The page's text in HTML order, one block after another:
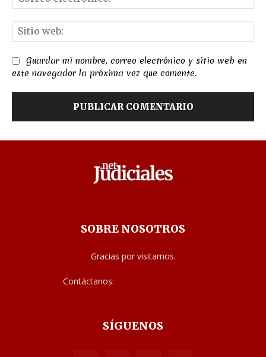
Guardar mi nombre, correo electrónico y sitio web en
este navegador la próxima vez que comente.
SOBRE NOSOTROS
Gracias por visitarnos.
Contáctanos:
SÍGUENOS